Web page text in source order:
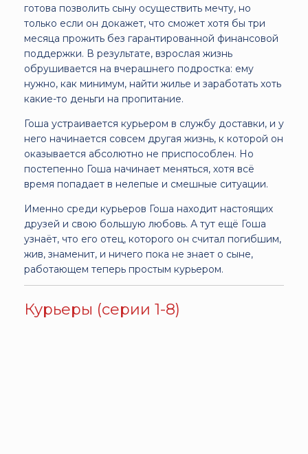
готова позволить сыну осуществить мечту, но
только если он докажет, что сможет хотя бы три
месяца прожить без гарантированной финансовой
поддержки. В результате, взрослая жизнь
обрушивается на вчерашнего подростка: ему
нужно, как минимум, найти жилье и заработать хоть
какие-то деньги на пропитание.
Гоша устраивается курьером в службу доставки, и у
него начинается совсем другая жизнь, к которой он
оказывается абсолютно не приспособлен. Но
постепенно Гоша начинает меняться, хотя всё
время попадает в нелепые и смешные ситуации.
Именно среди курьеров Гоша находит настоящих
друзей и свою большую любовь. А тут ещё Гоша
узнаёт, что его отец, которого он считал погибшим,
жив, знаменит, и ничего пока не знает о сыне,
работающем теперь простым курьером.
Курьеры (серии 1-8)